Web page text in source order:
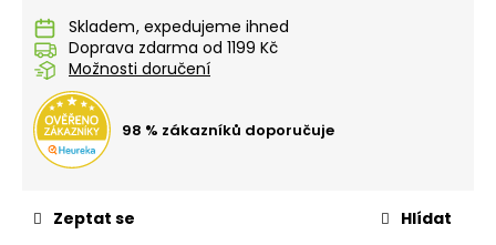
Skladem
Doprava zdarma od 1199 Kč
Možnosti doručení
98 % zákazníků doporučuje
Zeptat se Hlídat
m
e
BOX
NA
SVAČINU
PIXEL